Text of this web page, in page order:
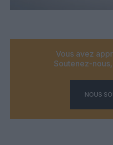
Vous avez
Soutenez-
NOUS